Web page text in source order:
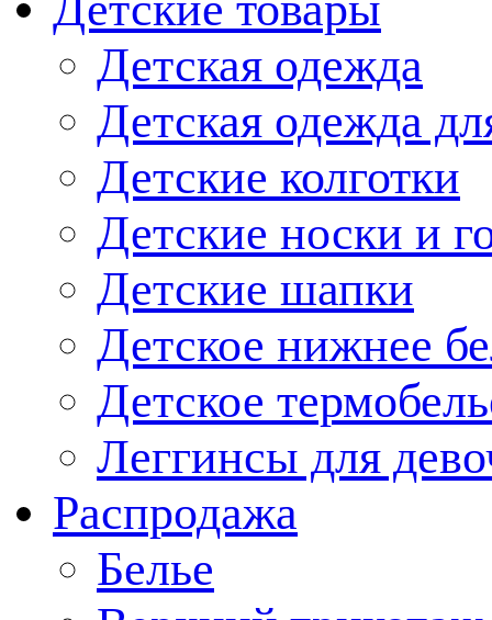
Детская одежда
Детская одежда
Детские колготки
Детские носки и
Детские шапки
Детское нижнее
Детское
Леггинсы для
Распродажа
Белье